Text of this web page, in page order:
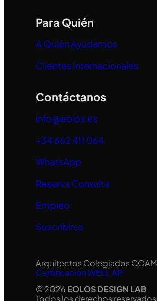
Para Quién
A Quién Ayudamos
Clientes Internacionales
Contáctanos
info@eolos.es
+34 662 411 064
WhatsApp
Reserva Consulta
Empleo
Suscribirse
Arquitectos Colegiados COAM
Certificación WELL AP
© 2026 EOLOS DESIGN LAB